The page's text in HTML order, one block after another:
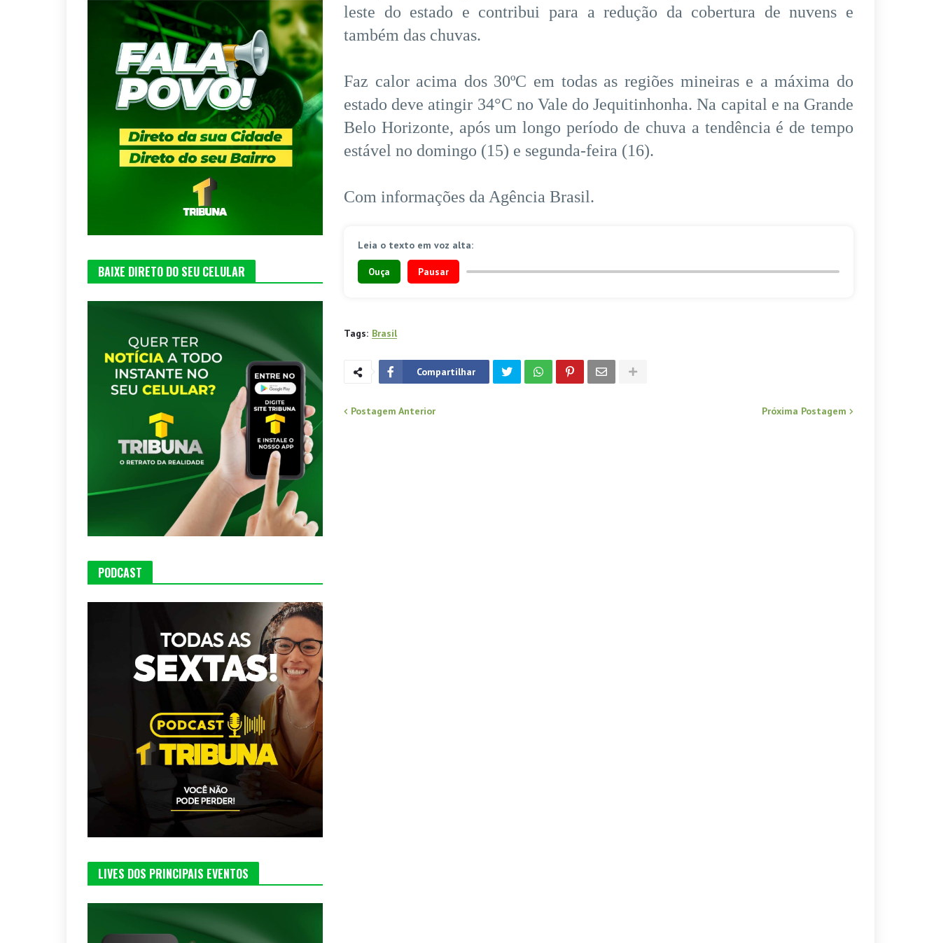
leste do estado e contribui para a redução da cobertura de nuvens e
também das chuvas.
Faz calor acima dos 30ºC em todas as regiões mineiras e a máxima do
estado deve atingir 34°C no Vale do Jequitinhonha. Na capital e na Grande
Belo Horizonte, após um longo período de chuva a tendência é de tempo
estável no domingo (15) e segunda-feira (16).
Com informações da Agência Brasil.
Leia o texto em voz alta:
Ouça Pausar
Tags: Brasil
Compartilhar
Postagem Anterior Próxima Postagem
BAIXE DIRETO DO SEU CELULAR
PODCAST
LIVES DOS PRINCIPAIS EVENTOS